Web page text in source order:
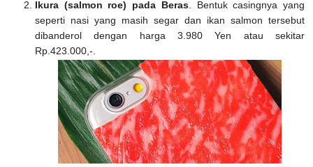
Ikura (salmon roe) pada Beras. Bentuk casingnya yang
seperti nasi yang masih segar dan ikan salmon tersebut
dibanderol dengan harga 3.980 Yen atau sekitar
Rp.423.000,-.